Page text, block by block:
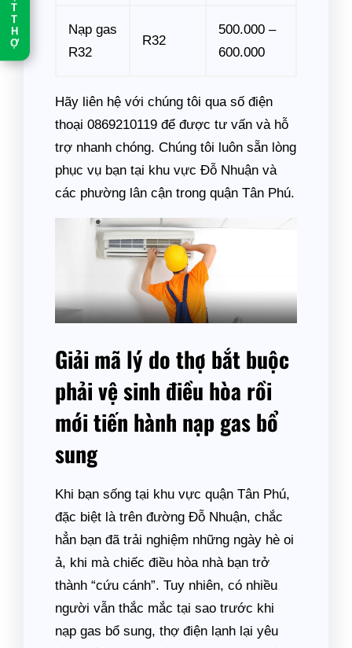
T
H
Ợ
Nạp gas
R32
R32
500.000 –
600.000
Hãy liên hệ với chúng tôi qua số điện
thoại 0869210119 để được tư vấn và hỗ
trợ nhanh chóng. Chúng tôi luôn sẵn lòng
phục vụ bạn tại khu vực Đỗ Nhuận và
các phường lân cận trong quận Tân Phú.
Giải mã lý do thợ bắt buộc
phải vệ sinh điều hòa rồi
mới tiến hành nạp gas bổ
sung
Khi bạn sống tại khu vực quận Tân Phú,
đặc biệt là trên đường Đỗ Nhuận, chắc
hẳn bạn đã trải nghiệm những ngày hè oi
ả, khi mà chiếc điều hòa nhà bạn trở
thành “cứu cánh”. Tuy nhiên, có nhiều
người vẫn thắc mắc tại sao trước khi
nạp gas bổ sung, thợ điện lạnh lại yêu